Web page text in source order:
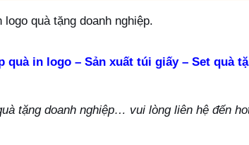
logo quà tặng doanh nghiệp.
quà in logo – Sản xuất túi giấy – Set quà
tặng doanh nghiệp… vui lòng liên hệ đến